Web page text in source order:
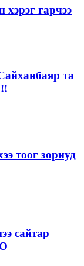
хэрэг гарчээ
та
тоог зориуд
сайтар